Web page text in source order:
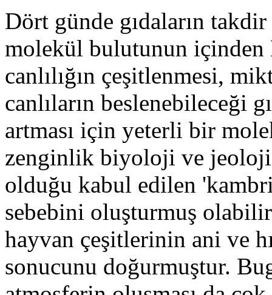
Dört günde gıdaların
molekül bulutunun içinden
canlılığın çeşitlenmesi,
canlıların beslenebileceği
artması için yeterli bir
zenginlik biyoloji ve
olduğu kabul edilen
sebebini oluşturmuş
hayvan çeşitlerinin ani ve
sonucunu doğurmuştur.